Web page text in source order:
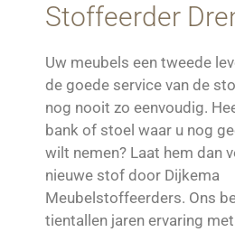
Stoffeerder
Uw meubels een tweede
de goede service van de
nog nooit zo eenvoudig.
bank of stoel waar u nog
wilt nemen? Laat hem dan
nieuwe stof door Dijkema
Meubelstoffeerders. Ons
tientallen jaren ervaring